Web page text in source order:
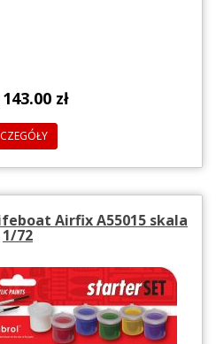
143.00 zł
Airfix A55015 skala
1/72